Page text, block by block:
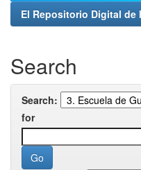
El Repositorio Digital
Search
Search:
for